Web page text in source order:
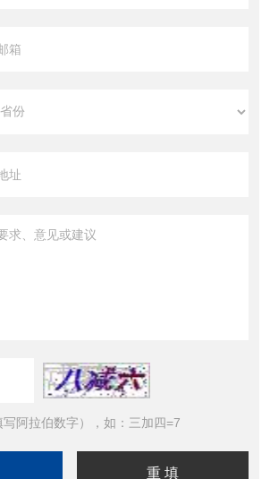
阿拉伯数字），如：三加四=7